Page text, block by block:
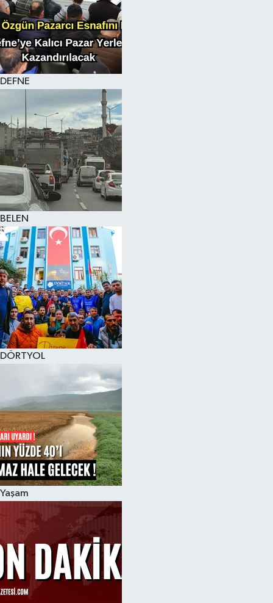
DEFNE
BELEN
DÖRTYOL
Yaşam